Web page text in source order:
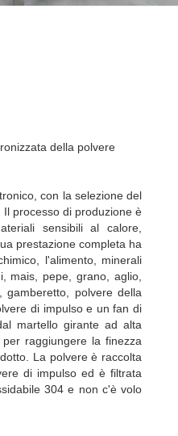
della polvere
con la selezione del
processo di produzione è
sensibili al calore,
prestazione completa ha
l'alimento, minerali
mais, pepe, grano, aglio,
gamberetto, polvere della
di impulso e un fan di
martello girante ad alta
raggiungere la finezza
La polvere è raccolta
di impulso ed è filtrata
304 e non c'è volo